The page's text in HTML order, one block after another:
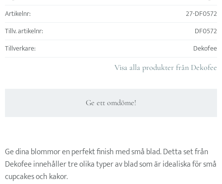
Artikelnr
27-DF0572
Tillv. artikelnr
DF0572
Tillverkare
Dekofee
Visa alla produkter från Dekofee
Ge ett omdöme!
Ge dina blommor en perfekt finish med små blad. Detta set från
Dekofee innehåller tre olika typer av blad som är idealiska för små
cupcakes och kakor.